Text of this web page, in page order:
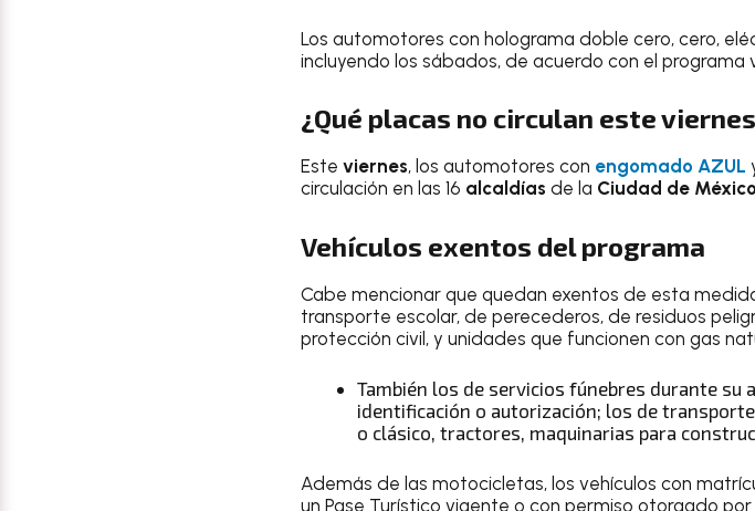
Los automotores con holograma doble cero, cero,
incluyendo los sábados, de acuerdo con el programa
¿Qué placas no circulan este
Este viernes, los automotores con engomado AZUL
circulación en las 16 alcaldías de la Ciudad de México
Vehículos exentos del programa
Cabe mencionar que quedan exentos de esta
transporte escolar, de perecederos, de residuos
protección civil, y unidades que funcionen con gas
También los de servicios fúnebres durante su
identificación o autorización; los de
o clásico, tractores, maquinarias para
Además de las motocicletas, los vehículos con
un Pase Turístico vigente o con permiso otorgado